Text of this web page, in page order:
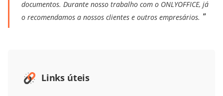
documentos. Durante nosso trabalho com o ONLYOFFICE, já
o recomendamos a nossos clientes e outros empresários.
Links úteis